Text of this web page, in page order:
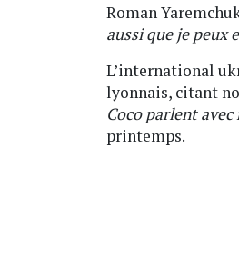
Roman
aussi que je peux
L’international
lyonnais, citant
Coco parlent
printemps.